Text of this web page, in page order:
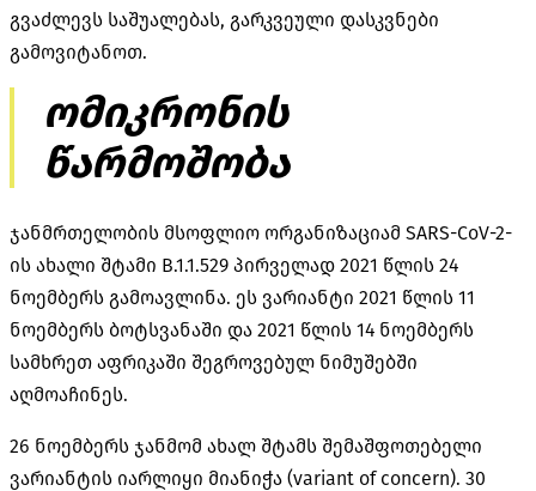
გვაძლევს საშუალებას, გარკვეული დასკვნები
გამოვიტანოთ.
ომიკრონის
წარმოშობა
ჯანმრთელობის მსოფლიო ორგანიზაციამ SARS-CoV-2-
ის ახალი შტამი B.1.1.529 პირველად 2021 წლის 24
ნოემბერს გამოავლინა. ეს ვარიანტი 2021 წლის 11
ნოემბერს ბოტსვანაში და 2021 წლის 14 ნოემბერს
სამხრეთ აფრიკაში შეგროვებულ ნიმუშებში
აღმოაჩინეს.
26 ნოემბერს ჯანმომ ახალ შტამს შემაშფოთებელი
ვარიანტის იარლიყი მიანიჭა (variant of concern). 30